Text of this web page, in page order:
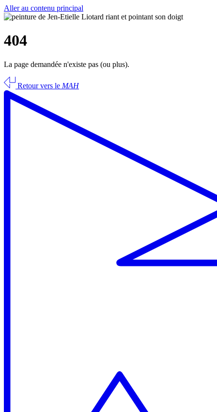
Aller au contenu principal
404
La page demandée n'existe pas (ou plus).
Retour vers le MAH